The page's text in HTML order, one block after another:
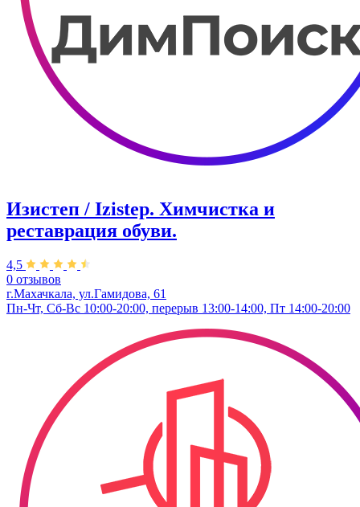
Изистеп / Izistep. Химчистка и
реставрация обуви.
4,5
0 отзывов
г.Махачкала, ул.Гамидова, 61
Пн-Чт, Сб-Вс 10:00-20:00, перерыв 13:00-14:00, Пт 14:00-20:00